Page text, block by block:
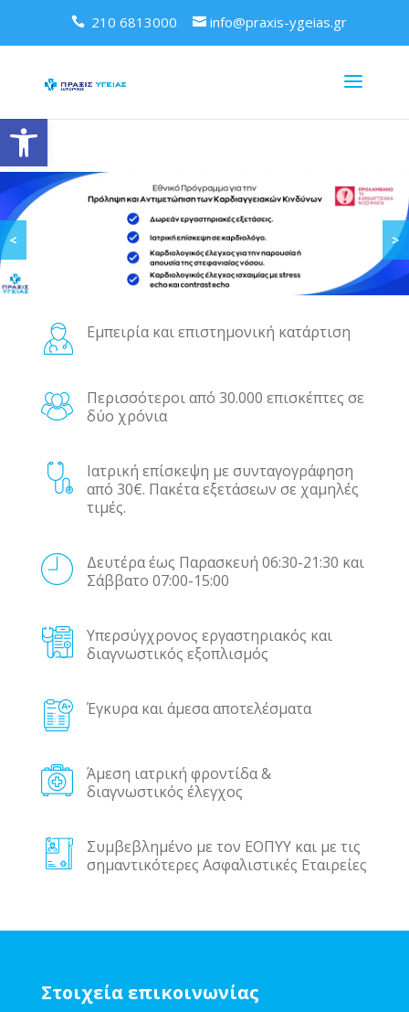
Ανοίξτε τη γραμμή εργαλείων
210 6813000 info@praxis-ygeias.gr
< >
Εμπειρία και επιστημονική κατάρτιση
Περισσότεροι από 30.000 επισκέπτες σε
δύο χρόνια
Ιατρική επίσκεψη με συνταγογράφηση
από 30€. Πακέτα εξετάσεων σε χαμηλές
τιμές.
Δευτέρα έως Παρασκευή 06:30-21:30 και
Σάββατο 07:00-15:00
Υπερσύγχρονος εργαστηριακός και
διαγνωστικός εξοπλισμός
Έγκυρα και άμεσα αποτελέσματα
Άμεση ιατρική φροντίδα &
διαγνωστικός έλεγχος
Συμβεβλημένο με τον ΕΟΠΥΥ και με τις
σημαντικότερες Ασφαλιστικές Εταιρείες
Στοιχεία επικοινωνίας